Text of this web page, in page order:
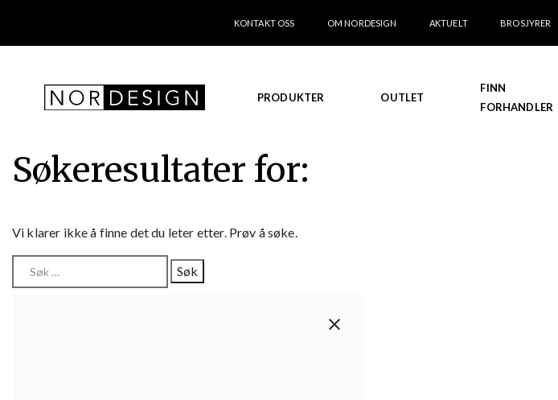
KONTAKT OSS OM NORDESIGN AKTUELT BROSJYRER
PRODUKTER OUTLET
FINN
FORHANDLER
Søkeresultater for:
Vi klarer ikke å finne det du leter etter. Prøv å søke.
etter: